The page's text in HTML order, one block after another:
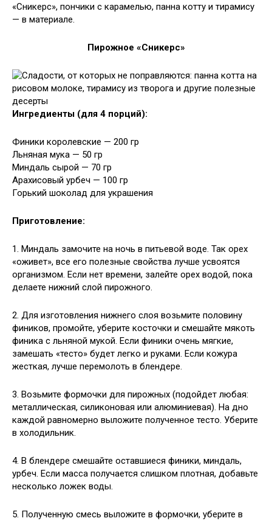
«Сникерс», пончики с карамелью, панна котту и тирамису
— в материале.
Пирожное «Сникерс»
Ингредиенты (для 4 порций):
Финики королевские — 200 гр
Льняная мука — 50 гр
Миндаль сырой — 70 гр
Арахисовый урбеч — 100 гр
Горький шоколад для украшения
Приготовление:
1. Миндаль замочите на ночь в питьевой воде. Так орех
«оживет», все его полезные свойства лучше усвоятся
организмом. Если нет времени, залейте орех водой, пока
делаете нижний слой пирожного.
2. Для изготовления нижнего слоя возьмите половину
фиников, промойте, уберите косточки и смешайте мякоть
финика с льняной мукой. Если финики очень мягкие,
замешать «тесто» будет легко и руками. Если кожура
жесткая, лучше перемолоть в блендере.
3. Возьмите формочки для пирожных (подойдет любая:
металлическая, силиконовая или алюминиевая). На дно
каждой равномерно выложите полученное тесто. Уберите
в холодильник.
4. В блендере смешайте оставшиеся финики, миндаль,
урбеч. Если масса получается слишком плотная, добавьте
несколько ложек воды.
5. Полученную смесь выложите в формочки, уберите в